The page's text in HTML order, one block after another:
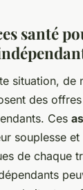
santé
situation, de
des
Ces
souplesse
de chaque